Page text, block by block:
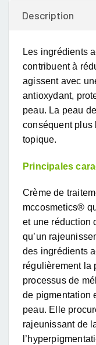
Description
Les ingrédients
contribuent à
agissent avec
antioxydant,
peau. La peau
conséquent plus
topique.
Principales
Crème de
mccosmetics®
et une réduction
qu’un
des ingrédients
régulièrement la
processus de
de pigmentation
peau. Elle
rajeunissant de